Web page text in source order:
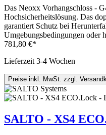
Das Neoxx Vorhangschloss -
Hochsicherheitslösung. Das
garantiert Schutz bei
Umgebungsbedingungen oder
781,80 €*
Lieferzeit 3-4 Wochen
Preise inkl. MwSt. zzgl.
SALTO - XS4